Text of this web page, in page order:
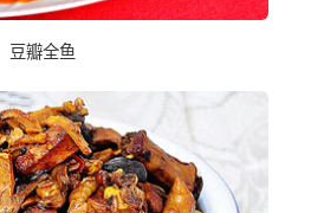
豆瓣全鱼